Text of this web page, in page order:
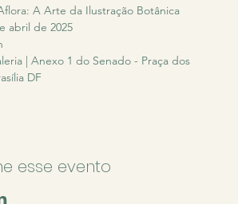
A Arte da Ilustração Botânica
abril de 2025
| Anexo 1 do Senado - Praça dos
DF
esse evento